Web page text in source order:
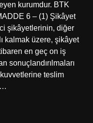
kurumdur. BTK
6 – (1) Şikâyet
şikâyetlerinin, diğer
kalmak üzere, şikâyet
en geç on iş
sonuçlandırılmaları
teslim